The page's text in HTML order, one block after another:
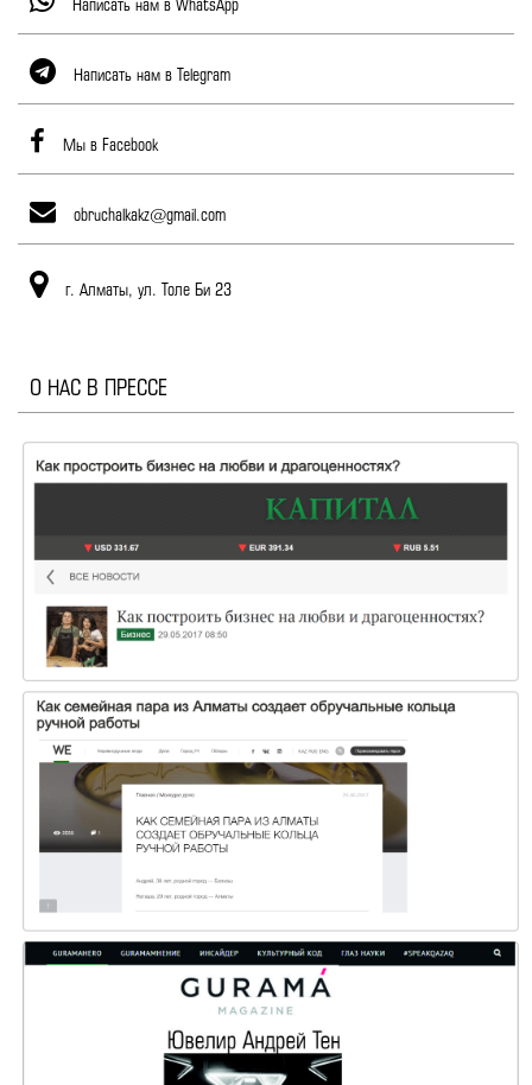
Написать нам в WhatsApp
Написать нам в Telegram
Мы в Facebook
obruchalkakz@gmail.com
г. Алматы, ул. Толе Би 23
О НАС В ПРЕССЕ